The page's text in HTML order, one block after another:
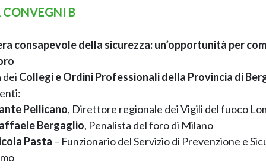
CONVEGNI B
consapevole della sicurezza: un’opportunità per
dei Collegi e Ordini Professionali della Provincia di
Pellicano, Direttore regionale dei Vigili del fuoco
Bergaglio, Penalista del foro di Milano
Pasta – Funzionario del Servizio di Prevenzione e